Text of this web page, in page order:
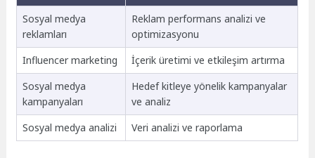
Sosyal medya
reklamları
Reklam performans analizi ve
optimizasyonu
Influencer marketing
İçerik üretimi ve etkileşim artırma
Sosyal medya
kampanyaları
Hedef kitleye yönelik kampanyalar
ve analiz
Sosyal medya analizi
Veri analizi ve raporlama